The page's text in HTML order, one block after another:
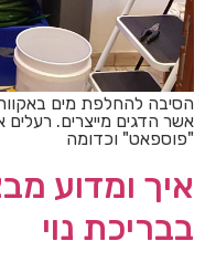
הסיבה להחלפת מים
אשר הדגים מייצרים. רעלים
"פוספאט" וכדומה
איך ומדוע
בבריכת נוי